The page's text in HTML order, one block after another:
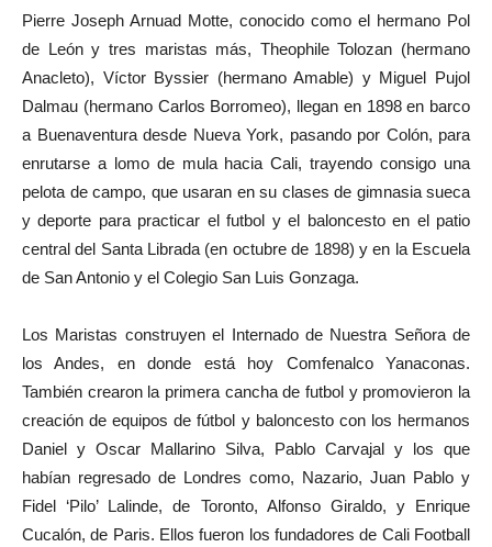
Pierre Joseph Arnuad Motte, conocido como el hermano Pol
de León y tres maristas más, Theophile Tolozan (hermano
Anacleto), Víctor Byssier (hermano Amable) y Miguel Pujol
Dalmau (hermano Carlos Borromeo), llegan en 1898 en barco
a Buenaventura desde Nueva York, pasando por Colón, para
enrutarse a lomo de mula hacia Cali, trayendo consigo una
pelota de campo, que usaran en su clases de gimnasia sueca
y deporte para practicar el futbol y el baloncesto en el patio
central del Santa Librada (en octubre de 1898) y en la Escuela
de San Antonio y el Colegio San Luis Gonzaga.
Los Maristas construyen el Internado de Nuestra Señora de
los Andes, en donde está hoy Comfenalco Yanaconas.
También crearon la primera cancha de futbol y promovieron la
creación de equipos de fútbol y baloncesto con los hermanos
Daniel y Oscar Mallarino Silva, Pablo Carvajal y los que
habían regresado de Londres como, Nazario, Juan Pablo y
Fidel ‘Pilo’ Lalinde, de Toronto, Alfonso Giraldo, y Enrique
Cucalón, de Paris. Ellos fueron los fundadores de Cali Football